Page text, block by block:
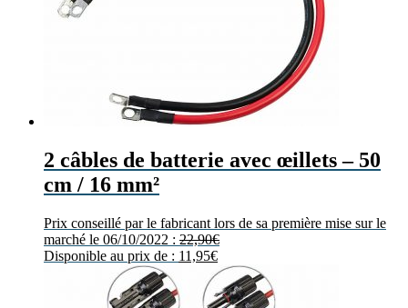
2 câbles de batterie avec œillets – 50
cm / 16 mm²
Prix conseillé par le fabricant lors de sa première mise sur le
marché le 06/10/2022 : 22,90€
Disponible au prix de : 11,95€